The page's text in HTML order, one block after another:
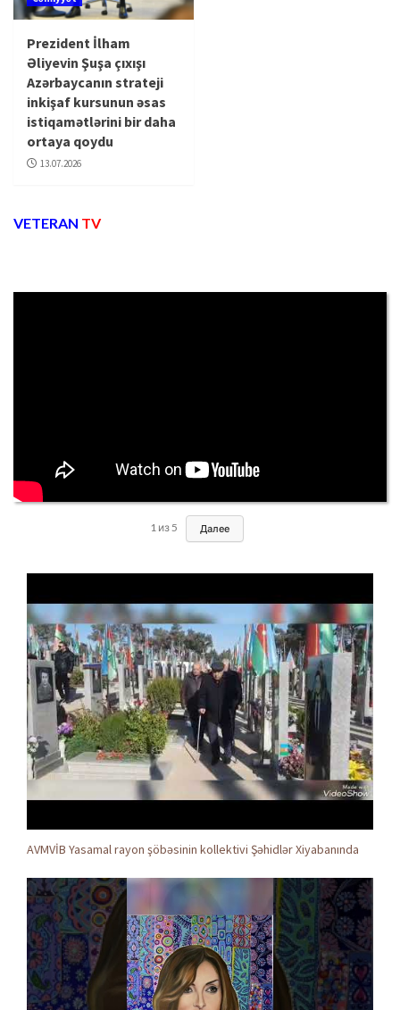
Prezident İlham
Əliyevin Şuşa çıxışı
Azərbaycanın strateji
inkişaf kursunun əsas
istiqamətlərini bir daha
ortaya qoydu
13.07.2026
VETERAN TV
1 из5 Далее
AVMVİB Yasamal rayon şöbəsinin kollektivi Şəhidlər Xiyabanında